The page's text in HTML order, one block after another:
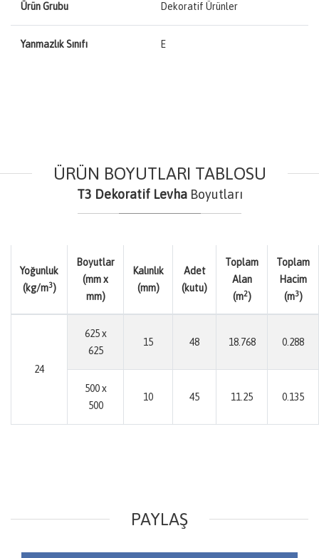
Ürün Grubu Dekoratif Ürünler
Yanmazlık Sınıfı E
ÜRÜN BOYUTLARI TABLOSU
T3 Dekoratif LevhaBoyutları
Yoğunluk
(kg/m3)
Boyutlar
(mm x
mm)
Kalınlık
(mm)
Adet
(kutu)
Toplam
Alan
(m2)
Toplam
Hacim
(m3)
24
625 x
625
15 48 18.768 0.288
500 x
500
10 45 11.25 0.135
PAYLAŞ